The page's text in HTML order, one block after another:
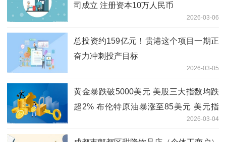
司成立 注册资本10万人民币
2026-03-06
总投资约159亿元！贵港这个项目一期正
奋力冲刺投产目标
2026-03-05
黄金暴跌破5000美元 美股三大指数均跌
超2% 布伦特原油暴涨至85美元 美元指
2026-03-04